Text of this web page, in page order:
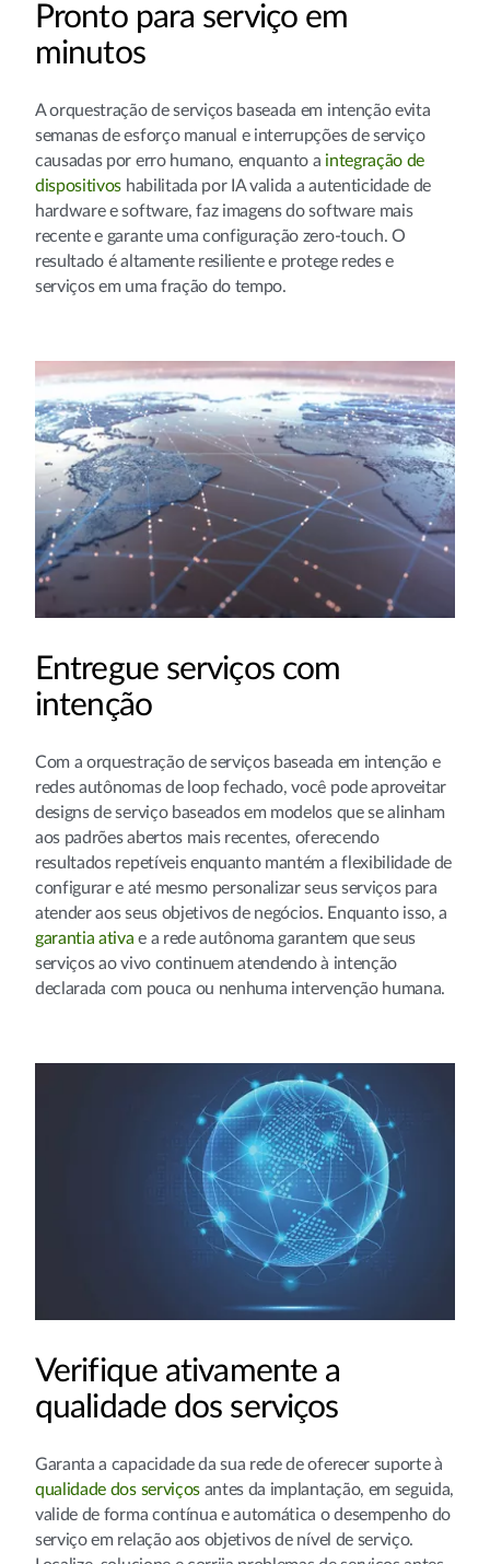
Pronto para serviço em
minutos
A orquestração de serviços baseada em intenção evita
semanas de esforço manual e interrupções de serviço
causadas por erro humano, enquanto a integração de
dispositivos habilitada por IA valida a autenticidade de
hardware e software, faz imagens do software mais
recente e garante uma configuração zero-touch. O
resultado é altamente resiliente e protege redes e
serviços em uma fração do tempo.
Entregue serviços com
intenção
Com a orquestração de serviços baseada em intenção e
redes autônomas de loop fechado, você pode aproveitar
designs de serviço baseados em modelos que se alinham
aos padrões abertos mais recentes, oferecendo
resultados repetíveis enquanto mantém a flexibilidade de
configurar e até mesmo personalizar seus serviços para
atender aos seus objetivos de negócios. Enquanto isso, a
garantia ativa e a rede autônoma garantem que seus
serviços ao vivo continuem atendendo à intenção
declarada com pouca ou nenhuma intervenção humana.
Verifique ativamente a
qualidade dos serviços
Garanta a capacidade da sua rede de oferecer suporte à
qualidade dos serviçosantes da implantação, em seguida,
valide de forma contínua e automática o desempenho do
serviço em relação aos objetivos de nível de serviço.